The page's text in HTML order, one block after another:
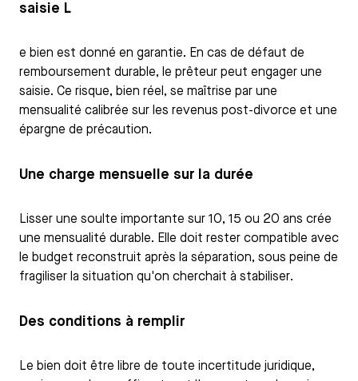
saisie L
e bien est donné en garantie. En cas de défaut de
remboursement durable, le prêteur peut engager une
saisie. Ce risque, bien réel, se maîtrise par une
mensualité calibrée sur les revenus post-divorce et une
épargne de précaution.
Une charge mensuelle sur la durée
Lisser une soulte importante sur 10, 15 ou 20 ans crée
une mensualité durable. Elle doit rester compatible avec
le budget reconstruit après la séparation, sous peine de
fragiliser la situation qu'on cherchait à stabiliser.
Des conditions à remplir
Le bien doit être libre de toute incertitude juridique,